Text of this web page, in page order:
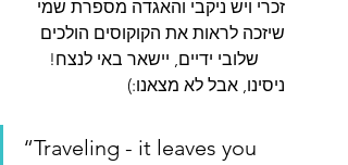
זכרי ויש ניקבי והאגדה מספרת שמי
שיזכה לראות את הקוקוסים הולכים
      שלובי ידיים, יישאר באי לנצח!
ניסינו, אבל לא מצאנו:)
“Traveling - it leaves you